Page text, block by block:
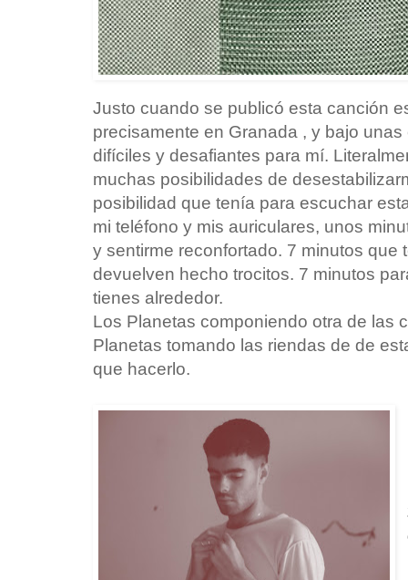
Justo cuando se publicó esta canción
precisamente en Granada , y bajo
difíciles y desafiantes para mí.
muchas posibilidades de
posibilidad que tenía para escuchar
mi teléfono y mis auriculares, unos
y sentirme reconfortado. 7 minutos que
devuelven hecho trocitos. 7 minutos
tienes alrededor.
Los Planetas componiendo otra de las
Planetas tomando las riendas de de
que hacerlo.